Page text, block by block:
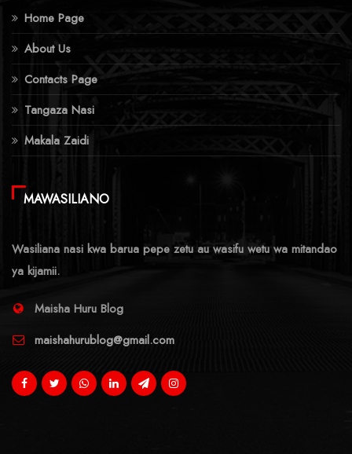
Home Page
About Us
Contacts Page
Tangaza Nasi
Makala Zaidi
MAWASILIANO
Wasiliana nasi kwa barua pepe zetu au wasifu wetu wa mitandao
ya kijamii.
Maisha Huru Blog
maishahurublog@gmail.com